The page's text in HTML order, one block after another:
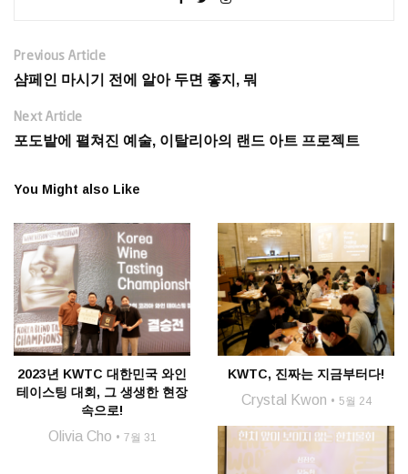
Previous Article
샴페인 마시기 전에 알아 두면 좋지, 뭐
Next Article
포도밭에 펼쳐진 예술, 이탈리아의 랜드 아트 프로젝트
You Might also Like
2023년 KWTC 대한민국 와인
테이스팅 대회, 그 생생한 현장
속으로!
Olivia Cho 7월 31
KWTC, 진짜는 지금부터다!
Crystal Kwon 5월 24